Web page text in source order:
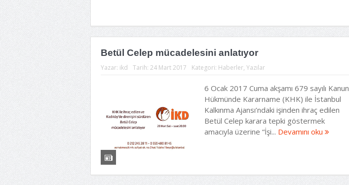
Betül Celep mücadelesini anlatıyor
Yazar: ikd Tarih: 24 Mart 2017 Kategori: Haberler, Yazılar
6 Ocak 2017 Cuma akşamı 679 sayılı Kanun
Hükmünde Kararname (KHK) ile İstanbul
Kalkınma Ajansı’ndaki işinden ihraç edilen
Betül Celep karara tepki göstermek
amacıyla üzerine “İşi... Devamını oku